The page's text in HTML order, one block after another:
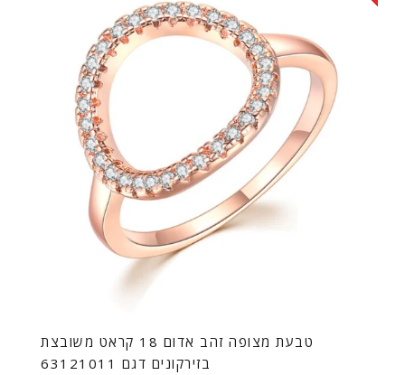
טבעת מצופה זהב אדום 18 קראט משובצת
בזירקונים דגם 63121011